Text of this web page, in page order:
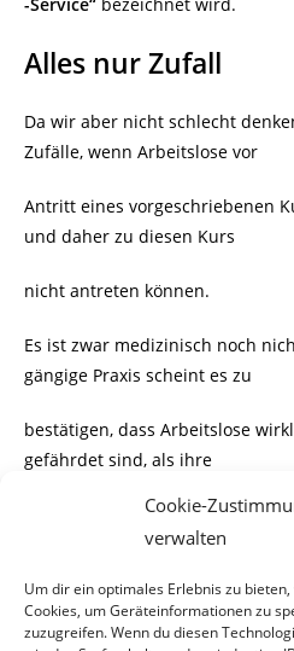
Cookie-
verwalten
Um dir ein optimales Erlebnis zu
Cookies, um Geräteinformationen zu
zuzugreifen. Wenn du diesen
Alles nur Zufall
Da wir aber nicht schlecht
Zufälle, wenn Arbeitslose vor
Antritt eines vorgeschriebenen
und daher zu diesen Kurs
nicht antreten können.
Es ist zwar medizinisch noch
gängige Praxis scheint es zu
bestätigen, dass Arbeitslose
gefährdet sind, als ihre
arbeitenden Mitbürger.
Wirbelsäulenschäden durch